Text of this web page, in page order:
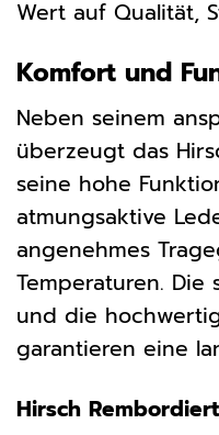
Wert auf Qualität,
Komfort und
Neben seinem
überzeugt das
seine hohe
atmungsaktive
angenehmes
Temperaturen.
und die
garantieren eine
Hirsch